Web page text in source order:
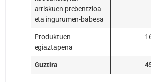
arriskuen prebentzioa
eta ingurumen-babesa
Produktuen
egiaztapena
Guztira